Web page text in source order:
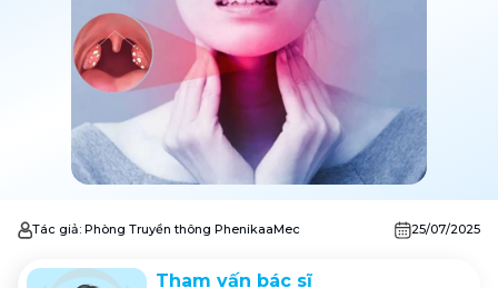
Tác giả: Phòng Truyền thông PhenikaaMec 25/07/2025
Tham vấn bác sĩ